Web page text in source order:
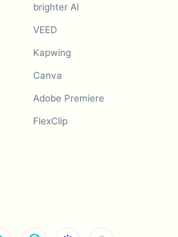
brighter AI
VEED
Kapwing
Canva
Adobe Premiere
FlexClip